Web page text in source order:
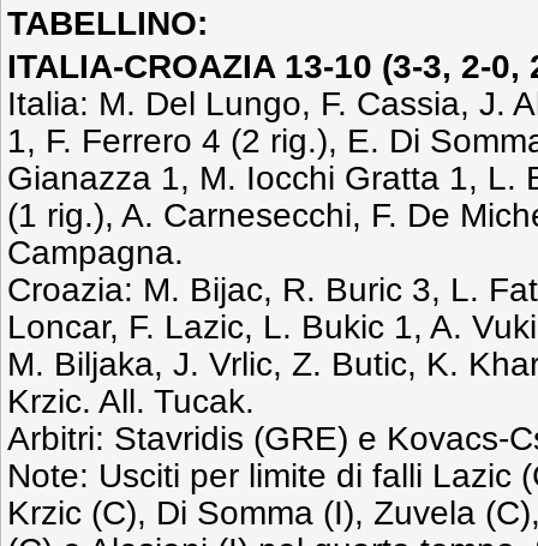
TABELLINO:
ITALIA-CROAZIA 13-10 (3-3, 2-0,
Italia: M. Del Lungo, F. Cassia, J.
1, F. Ferrero 4 (2 rig.), E. Di
Gianazza 1, M. Iocchi Gratta 1, L.
(1 rig.), A. Carnesecchi, F. De
Campagna.
Croazia: M. Bijac, R. Buric 3, L.
Loncar, F. Lazic, L. Bukic 1, A.
M. Biljaka, J. Vrlic, Z. Butic, K.
Krzic. All. Tucak.
Arbitri: Stavridis (GRE) e Kovacs-
Note: Usciti per limite di falli Lazic
Krzic (C), Di Somma (I), Zuvela